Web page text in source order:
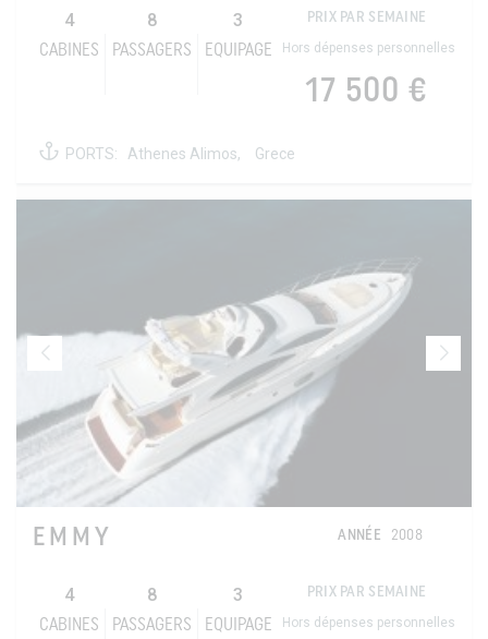
4
CABINES
8
PASSAGERS
3
EQUIPAGE
PRIX PAR SEMAINE
Hors dépenses personnelles
17 500 €
PORTS: Athenes Alimos, Grece
EMMY ANNÉE 2008
4
CABINES
8
PASSAGERS
3
EQUIPAGE
PRIX PAR SEMAINE
Hors dépenses personnelles